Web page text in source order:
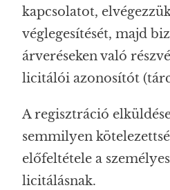
kapcsolatot,
véglegesítését, majd
árveréseken való
licitálói azonosítót
A regisztráció
semmilyen
előfeltétele a
licitálásnak.